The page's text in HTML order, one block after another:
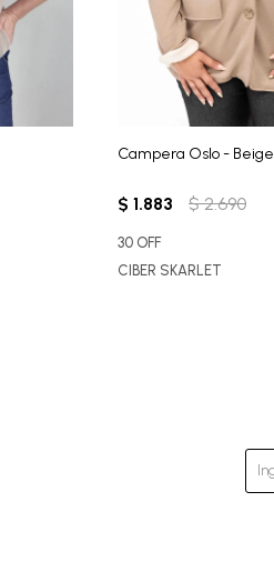
Campera Oslo - Beige
$ 1.883 $ 2.690
30 OFF
CIBER SKARLET